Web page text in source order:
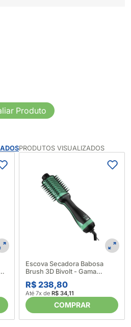
Produto
PRODUTOS VISUALIZADOS
Escova Secadora Babosa
Brush 3D Bivolt - Gama
(624393)
R$ 238,80
Até 7x de R$ 34,11
COMPRAR